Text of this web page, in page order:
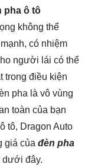
pha ô tô
không thể
có nhiệm
người lái có thể
trong điều kiện
pha là vô vùng
toàn của bạn
tô, Dragon Auto
giá của đèn pha
dưới đây.